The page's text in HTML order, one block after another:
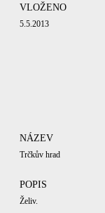
VLOŽENO
5.5.2013
NÁZEV
Trčkův hrad
POPIS
Želiv.